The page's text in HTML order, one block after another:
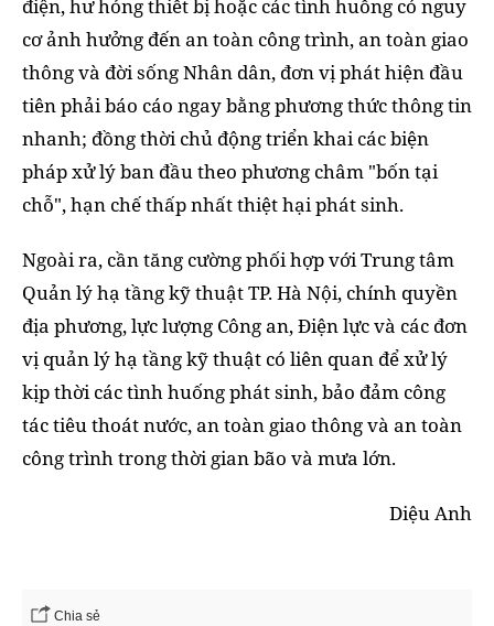
điện, hư hỏng thiết bị hoặc các tình huống có nguy
cơ ảnh hưởng đến an toàn công trình, an toàn giao
thông và đời sống Nhân dân, đơn vị phát hiện đầu
tiên phải báo cáo ngay bằng phương thức thông tin
nhanh; đồng thời chủ động triển khai các biện
pháp xử lý ban đầu theo phương châm "bốn tại
chỗ", hạn chế thấp nhất thiệt hại phát sinh.
Ngoài ra, cần tăng cường phối hợp với Trung tâm
Quản lý hạ tầng kỹ thuật TP. Hà Nội, chính quyền
địa phương, lực lượng Công an, Điện lực và các đơn
vị quản lý hạ tầng kỹ thuật có liên quan để xử lý
kịp thời các tình huống phát sinh, bảo đảm công
tác tiêu thoát nước, an toàn giao thông và an toàn
công trình trong thời gian bão và mưa lớn.
Diệu Anh
Chia sẻ